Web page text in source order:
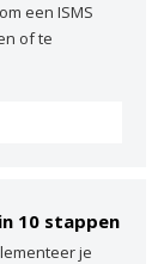
een ISMS
of te
10 stappen
je